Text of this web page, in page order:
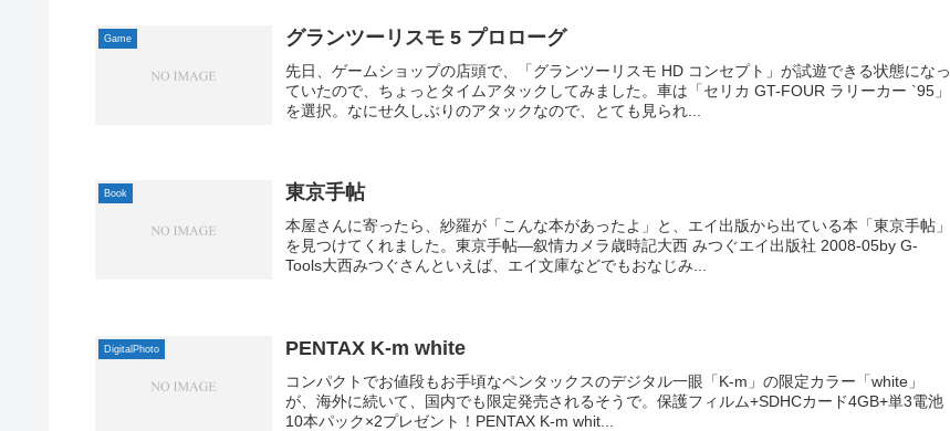
Game グランツーリスモ 5 プロローグ
先日、ゲームショップの店頭で、「グランツーリスモ HD コンセプト」が試遊できる状態になっ
ていたので、ちょっとタイムアタックしてみました。車は「セリカ GT-FOUR ラリーカー `95」
を選択。なにせ久しぶりのアタックなので、とても見られ...
Book 東京手帖
本屋さんに寄ったら、紗羅が「こんな本があったよ」と、エイ出版から出ている本「東京手帖」
を見つけてくれました。東京手帖―叙情カメラ歳時記大西 みつぐエイ出版社 2008-05by G-
Tools大西みつぐさんといえば、エイ文庫などでもおなじみ...
DigitalPhoto PENTAX K-m white
コンパクトでお値段もお手頃なペンタックスのデジタル一眼「K-m」の限定カラー「white」
が、海外に続いて、国内でも限定発売されるそうで。保護フィルム+SDHCカード4GB+単3電池
10本パック×2プレゼント！PENTAX K-m whit...